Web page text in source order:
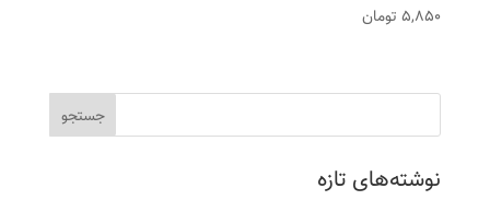
5,850 تومان
نوشته‌های تازه